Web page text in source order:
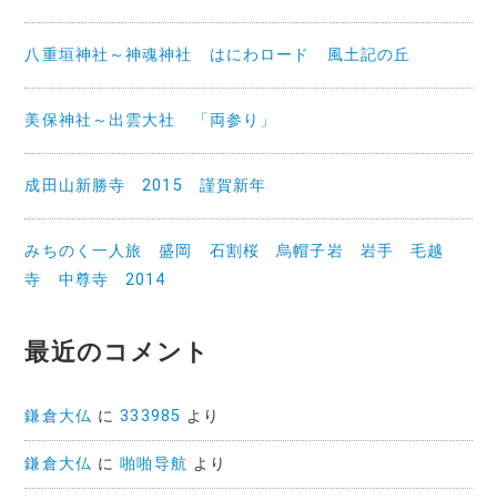
ン
八重垣神社～神魂神社 はにわロード 風土記の丘
美保神社～出雲大社 「両参り」
成田山新勝寺 2015 謹賀新年
みちのく一人旅 盛岡 石割桜 烏帽子岩 岩手 毛越
寺 中尊寺 2014
最近のコメント
鎌倉大仏 に333985 より
鎌倉大仏 に啪啪导航 より